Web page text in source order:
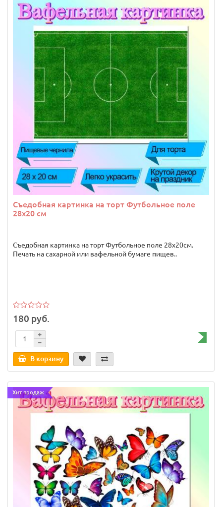
Съедобная картинка на торт Футбольное поле
28х20 см
Съедобная картинка на торт Футбольное поле 28х20см.
Печать на сахарной или вафельной бумаге пищев..
180 руб.
В корзину
Хит продаж